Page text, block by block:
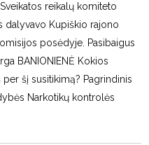
reikalų komiteto
dalyvavo Kupiškio rajono
posėdyje. Pasibaigus
BANIONIENĖ Kokios
šį susitikimą? Pagrindinis
Narkotikų kontrolės